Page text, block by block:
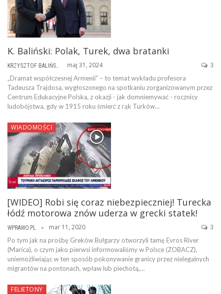
K. Baliński: Polak, Turek, dwa bratanki
maj 31, 2024 3
„Dramat współczesnej Armenii” – to temat wykładu profesora
Tadeusza Trajdosa, wygłoszonego na spotkaniu zorganizowanym przez
Centrum Edukacyjne Polska, z okazji - jak domniemywać - rocznicy
ludobójstwa, gdy w 1915 roku śmierć z rąk Turków…
WIADOMOŚCI
[WIDEO] Robi się coraz niebezpieczniej! Turecka
łódź motorowa znów uderza w grecki statek!
WPRAWO.PL mar 11, 2020 3
Po tym jak na prośbę Greków Bułgarzy otworzyli tamę Evros River
(Marica), o czym jako pierwsi informowaliśmy w Polsce (ZOBACZ),
uniemożliwiając w ten sposób pokonywanie granicy przez nielegalnych
migrantów na pontonach, wpław lub piechotą,…
FELIETONY